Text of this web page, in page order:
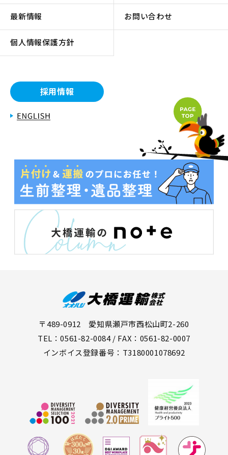
最新情報 お問い合わせ
個人情報保護方針
採用情報
〒489-0912 愛知県瀬戸市西松山町2-260
TEL：0561-82-0084 / FAX：0561-82-0007
インボイス登録番号：T3180001078692